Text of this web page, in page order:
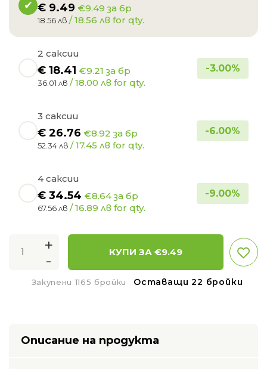
€ 9.49 €9.49 за бр
18.56 лв / 18.56 лв for qty.
2 саксии
€ 18.41 €9.21 за бр
36.01 лв / 18.00 лв for qty.
-3.00%
3 саксии
€ 26.76 €8.92 за бр
52.34 лв / 17.45 лв for qty.
-6.00%
4 саксии
€ 34.54 €8.64 за бр
67.56 лв / 16.89 лв for qty.
-9.00%
+
-
КУПИ ЗА €9.49
Закупени 1165 бройки Оставащи 22 бройки
Описание на продукта